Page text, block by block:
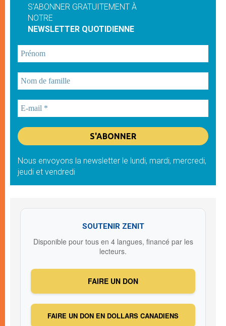
S'ABONNER GRATUITEMENT À
NOTRE
NEWSLETTER QUOTIDIENNE
Nous envoyons la newsletter le lundi, mardi, mercredi,
jeudi et vendredi
SOUTENIR ZENIT
Disponible pour tous en 4 langues, financé par les
lecteurs.
FAIRE UN DON
FAIRE UN DON EN DOLLARS CANADIENS